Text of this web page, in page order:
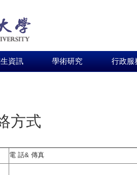
資訊 學術研究 行政服
方式
電 話& 傳真